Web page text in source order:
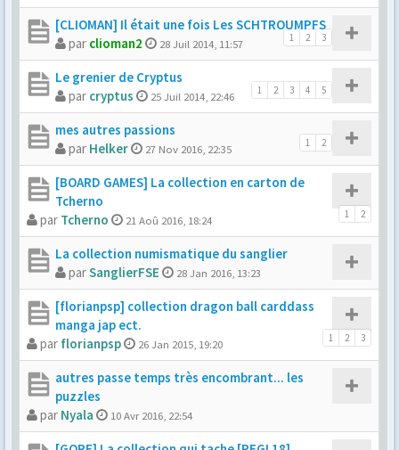
[CLIOMAN] Il était une fois Les SCHTROUMPFS
1 2 3
par clioman2 28 Juil 2014, 11:57
Le grenier de Cryptus
1 2 3 4 5
par cryptus 25 Juil 2014, 22:46
mes autres passions
1 2
par Helker 27 Nov 2016, 22:35
[BOARD GAMES] La collection en carton de
Tcherno
1 2
par Tcherno 21 Aoû 2016, 18:24
La collection numismatique du sanglier
parSanglierFSE 28 Jan 2016, 13:23
[florianpsp] collection dragon ball carddass
manga jap ect.
1 2 3
par florianpsp 26 Jan 2015, 19:20
autres passe temps très encombrant... les
puzzles
par Nyala 10 Avr 2016, 22:54